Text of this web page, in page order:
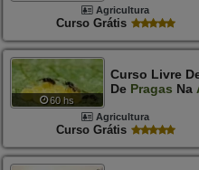
Agricultura
Curso Grátis
60 hs
Curso Livre
De Pragas Na
Agricultura
Curso Grátis